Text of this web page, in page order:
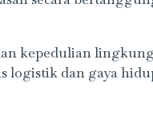
kepedulian
dan gaya